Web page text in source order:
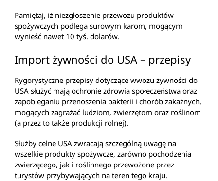
Pamiętaj, iż niezgłoszenie przewozu produktów
spożywczych podlega surowym karom, mogącym
wynieść nawet 10 tyś. dolarów.
Import żywności do USA – przepisy
Rygorystyczne przepisy dotyczące wwozu żywności do
USA służyć mają ochronie zdrowia społeczeństwa oraz
zapobieganiu przenoszenia bakterii i chorób zakaźnych,
mogących zagrażać ludziom, zwierzętom oraz roślinom
(a przez to także produkcji rolnej).
Służby celne USA zwracają szczególną uwagę na
wszelkie produkty spożywcze, zarówno pochodzenia
zwierzęcego, jak i roślinnego przewożone przez
turystów przybywających na teren tego kraju.